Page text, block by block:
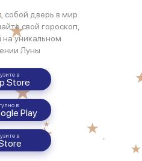
собой дверь в мир
свой гороскоп,
на уникальном
Луны
в
Store
в
Play
в